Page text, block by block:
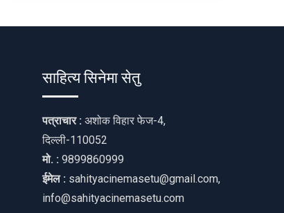
साहित्य सिनेमा सेतु
पत्राचार : अशोक विहार फेज-4,
दिल्ली-110052
मो. : 9899860999
ईमेल : sahityacinemasetu@gmail.com,
info@sahityacinemasetu.com